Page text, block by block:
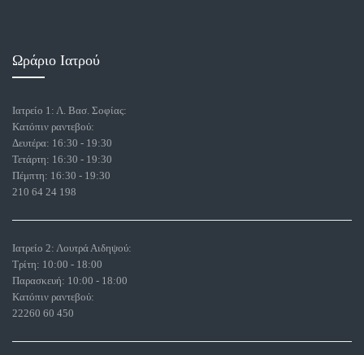
Ωράριο Ιατρού
Ιατρείο 1: Λ. Βασ. Σοφίας:
Κατόπιν ραντεβού:
Δευτέρα: 16:30 - 19:30
Τετάρτη: 16:30 - 19:30
Πέμπτη: 16:30 - 19:30
210 64 24 198
Ιατρείο 2: Λουτρά Αιδηψού:
Τρίτη: 10:00 - 18:00
Παρασκευή: 10:00 - 18:00
Κατόπιν ραντεβού:
22260 60 450